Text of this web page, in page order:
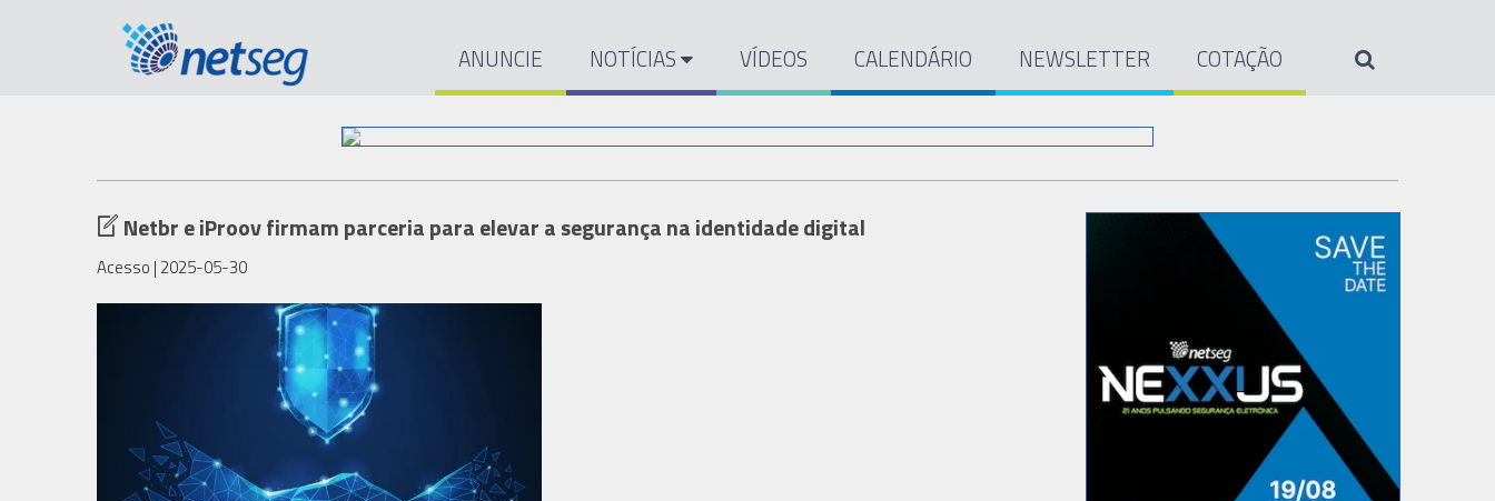
ANUNCIE NOTÍCIAS VÍDEOS CALENDÁRIO NEWSLETTER COTAÇÃO
Netbr e iProov firmam parceria para elevar a segurança na identidade digital
Acesso | 2025-05-30